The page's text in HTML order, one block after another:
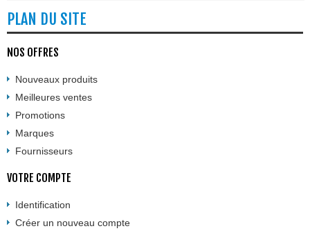
PLAN DU SITE
NOS OFFRES
Nouveaux produits
Meilleures ventes
Promotions
Marques
Fournisseurs
VOTRE COMPTE
Identification
Créer un nouveau compte